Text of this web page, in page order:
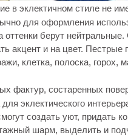
в эклектичном стиле не
для оформления
оттенки берут
акцент и на цвет. Пестрые
клетка, полоска, горох,
фактур, состаренных
для эклектического
создать уют, придать
шарм, выделить и